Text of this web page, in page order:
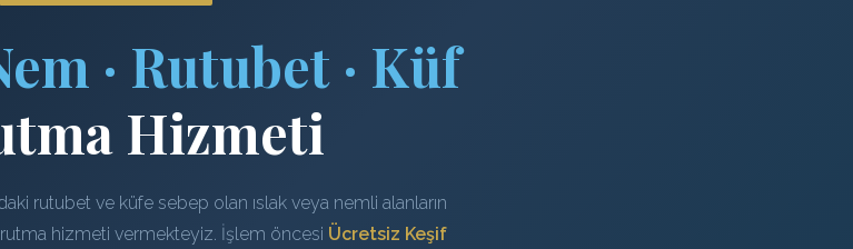
· Rutubet · Küf
Hizmeti
rutubet ve küfe sebep olan ıslak veya nemli alanların
hizmeti vermekteyiz. İşlem öncesi Ücretsiz Keşif